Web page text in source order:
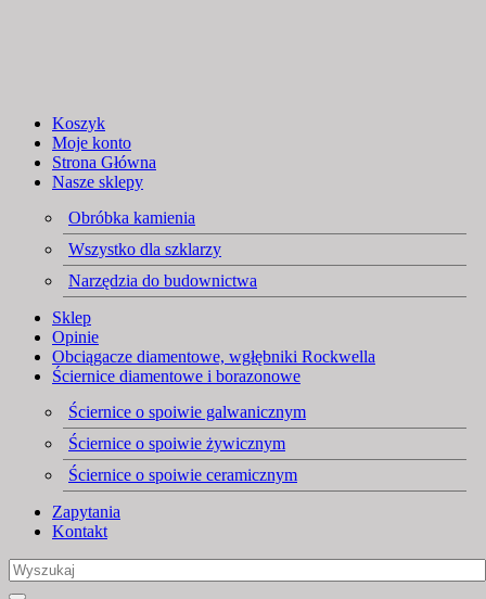
Koszyk
Moje konto
Strona Główna
Nasze sklepy
Obróbka kamienia
Wszystko dla szklarzy
Narzędzia do budownictwa
Sklep
Opinie
Obciągacze diamentowe, wgłębniki Rockwella
Ściernice diamentowe i borazonowe
Ściernice o spoiwie galwanicznym
Ściernice o spoiwie żywicznym
Ściernice o spoiwie ceramicznym
Zapytania
Kontakt